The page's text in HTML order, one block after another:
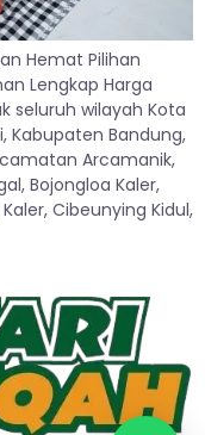
Hemat Pilihan
Lengkap Harga
seluruh wilayah Kota
Kabupaten Bandung,
Arcamanik,
Bojongloa Kaler,
Cibeunying Kidul,